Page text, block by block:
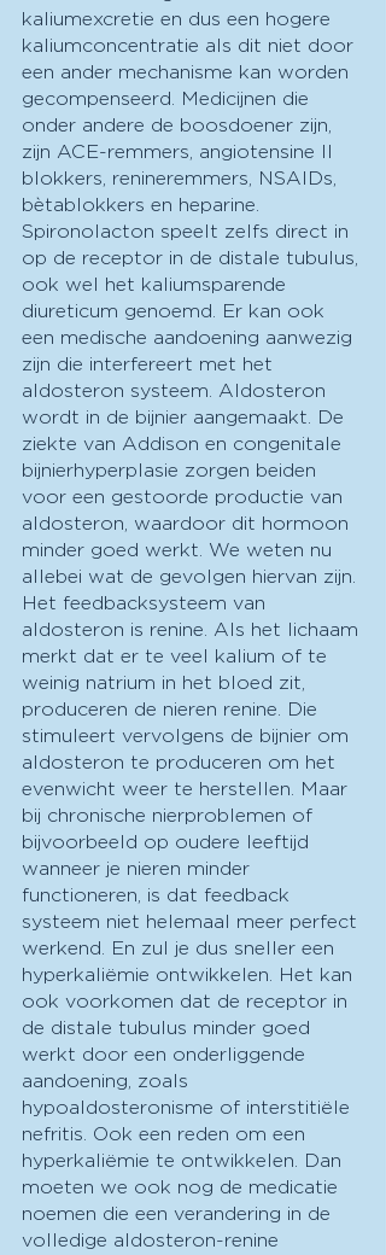
kaliumexcretie en dus een hogere
kaliumconcentratie als dit niet door
een ander mechanisme kan worden
gecompenseerd. Medicijnen die
onder andere de boosdoener zijn,
zijn ACE-remmers, angiotensine II
blokkers, renineremmers, NSAIDs,
bètablokkers en heparine.
Spironolacton speelt zelfs direct in
op de receptor in de distale tubulus,
ook wel het kaliumsparende
diureticum genoemd. Er kan ook
een medische aandoening aanwezig
zijn die interfereert met het
aldosteron systeem. Aldosteron
wordt in de bijnier aangemaakt. De
ziekte van Addison en congenitale
bijnierhyperplasie zorgen beiden
voor een gestoorde productie van
aldosteron, waardoor dit hormoon
minder goed werkt. We weten nu
allebei wat de gevolgen hiervan zijn.
Het feedbacksysteem van
aldosteron is renine. Als het lichaam
merkt dat er te veel kalium of te
weinig natrium in het bloed zit,
produceren de nieren renine. Die
stimuleert vervolgens de bijnier om
aldosteron te produceren om het
evenwicht weer te herstellen. Maar
bij chronische nierproblemen of
bijvoorbeeld op oudere leeftijd
wanneer je nieren minder
functioneren, is dat feedback
systeem niet helemaal meer perfect
werkend. En zul je dus sneller een
hyperkaliëmie ontwikkelen. Het kan
ook voorkomen dat de receptor in
de distale tubulus minder goed
werkt door een onderliggende
aandoening, zoals
hypoaldosteronisme of interstitiële
nefritis. Ook een reden om een
hyperkaliëmie te ontwikkelen. Dan
moeten we ook nog de medicatie
noemen die een verandering in de
volledige aldosteron-renine